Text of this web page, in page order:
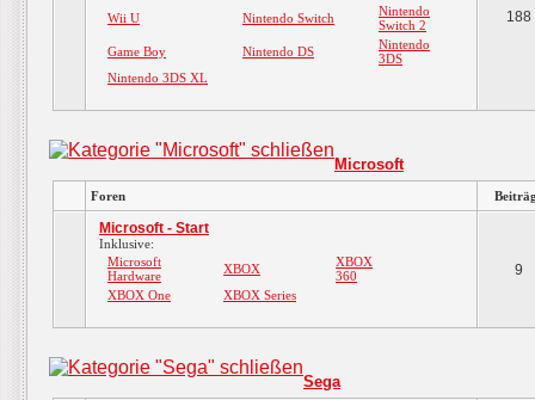
Wii U
Nintendo Switch
Nintendo
Switch 2
Game Boy
Nintendo DS
Nintendo
3DS
Nintendo 3DS XL
188
Microsoft
Foren
Microsoft - Start
Inklusive:
Microsoft
Hardware
XBOX
XBOX
360
XBOX One
XBOX Series
9
Sega